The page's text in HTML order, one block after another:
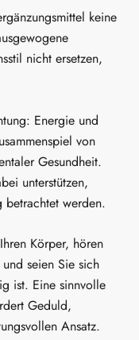
keine
nicht ersetzen,
Energie und
von
Gesundheit.
unterstützen,
werden.
Körper, hören
seien Sie sich
ist. Eine sinnvolle
Geduld,
Ansatz.